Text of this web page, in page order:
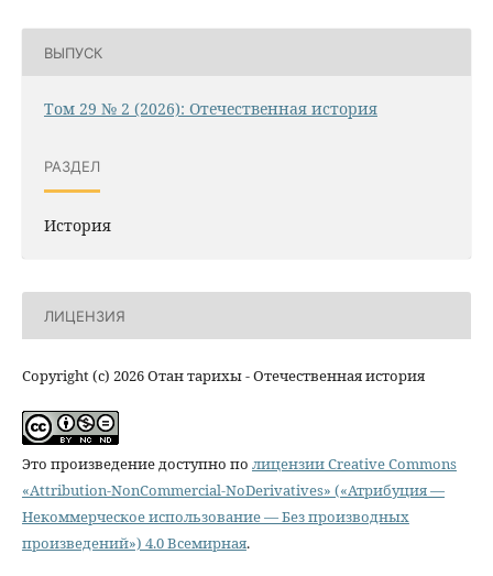
ВЫПУСК
Том 29 № 2 (2026): Отечественная история
РАЗДЕЛ
История
ЛИЦЕНЗИЯ
Copyright (c) 2026 Отан тарихы - Отечественная история
Это произведение доступно по лицензии Creative Commons
«Attribution-NonCommercial-NoDerivatives» («Атрибуция —
Некоммерческое использование — Без производных
произведений») 4.0 Всемирная.